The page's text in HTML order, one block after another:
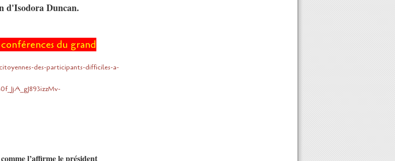
d'Isodora Duncan.
du grand
des-participants-difficiles-a-
l’affirme le président